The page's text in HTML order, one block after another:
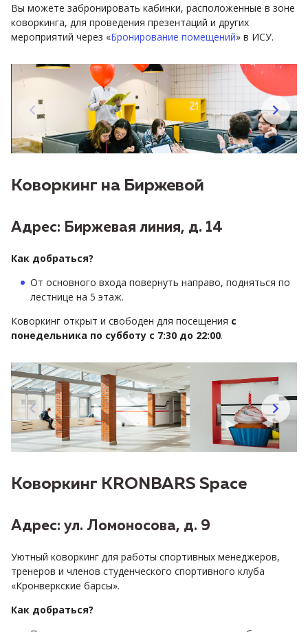
Вы можете забронировать кабинки, расположенные в зоне
коворкинга, для проведения презентаций и других
мероприятий через «Бронирование помещений» в ИСУ.
Коворкинг на Биржевой
Адрес: Биржевая линия, д. 14
Как добраться?
От основного входа повернуть направо, подняться по
лестнице на 5 этаж.
Коворкинг открыт и свободен для посещения с
понедельника по субботу с 7:30 до 22:00.
Коворкинг KRONBARS Space
Адрес: ул. Ломоносова, д. 9
Уютный коворкинг для работы спортивных менеджеров,
тренеров и членов студенческого спортивного клуба
«Кронверкские барсы».
Как добраться?